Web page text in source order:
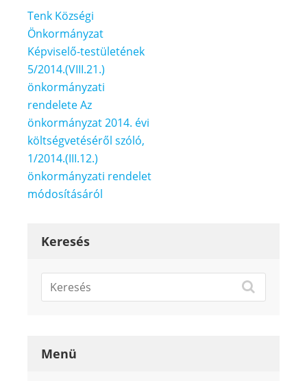
Bejegyzés
navigáció
Tenk Községi
Önkormányzat
Képviselő-testületének
5/2014.(VIII.21.)
önkormányzati
rendelete Az
önkormányzat 2014. évi
költségvetéséről szóló,
1/2014.(III.12.)
önkormányzati rendelet
módosításáról
Keresés
Menü